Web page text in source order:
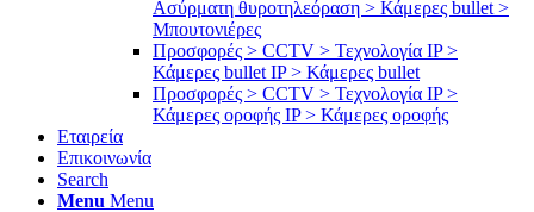
Ασύρματη θυροτηλεόραση > Κάμερες bullet >
Μπουτονιέρες
Προσφορές > CCTV > Τεχνολογία IP >
Κάμερες bullet IP > Κάμερες bullet
Προσφορές > CCTV > Τεχνολογία IP >
Κάμερες οροφής IP > Κάμερες οροφής
Εταιρεία
Επικοινωνία
Search
Menu Menu